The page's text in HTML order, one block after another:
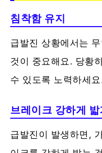
침착함 유지
급발진 상황에서는
것이 중요해요. 당황
수 있도록 노력하세
브레이크 강하게 밟
급발진이 발생하면,